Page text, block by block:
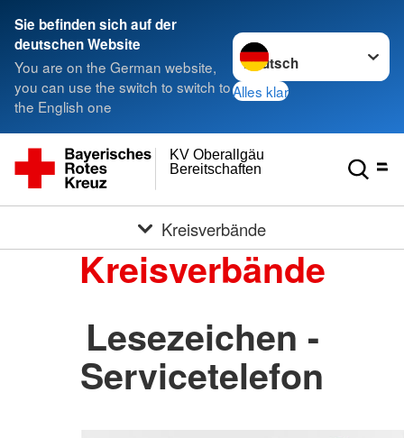
Sie befinden sich auf der
deutschen Website
You are on the German website,
you can use the switch to switch to
the English one
Sprache wechseln zu
Alles klar
Bereitschaften
KV Oberallgäu
Kreisverbände
Kreisverbände
Lesezeichen -
Servicetelefon